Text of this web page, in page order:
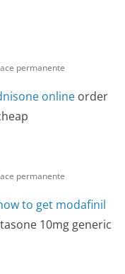
permanente
online order
permanente
to get modafinil
10mg generic